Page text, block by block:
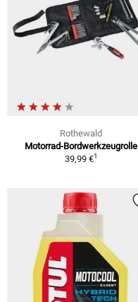
Rothewald
Motorrad-Bordwerkzeugrolle
39,99 €1